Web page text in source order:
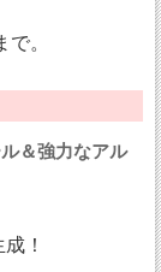
。
＆強力なアル
！